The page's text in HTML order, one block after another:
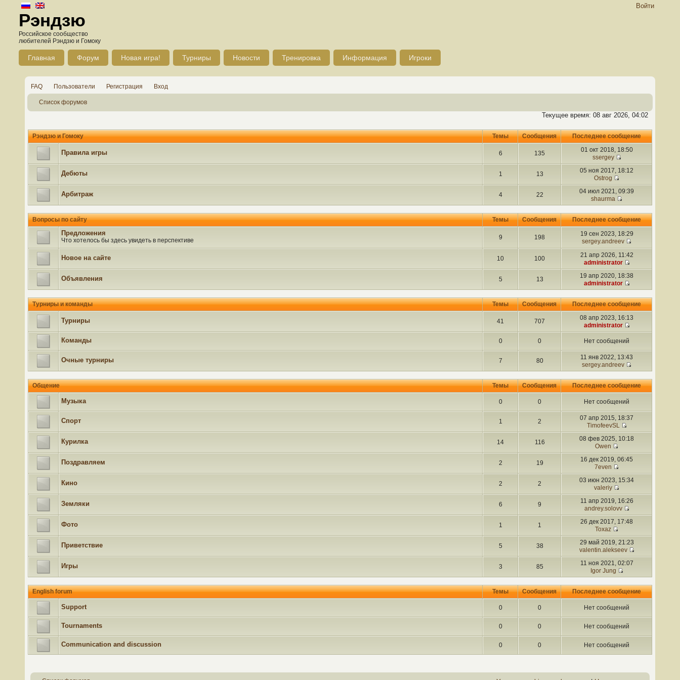
Войти
Рэндзю
Российское сообщество
любителей Рэндзю и Гомоку
Главная Форум Новая игра! Турниры Новости Тренировка Информация Игроки
FAQ Пользователи Регистрация Вход
Список форумов
Текущее время: 08 авг 2026, 04:02
Рэндзю и Гомоку Темы Сообщения Последнее сообщение
Правила игры 6 135
01 окт 2018, 18:50
ssergey
Дебюты 1 13
05 ноя 2017, 18:12
Ostrog
Арбитраж 4 22
04 июл 2021, 09:39
shaurma
Вопросы по сайту Темы Сообщения Последнее сообщение
Предложения
Что хотелось бы здесь увидеть в перспективе 9 198
19 сен 2023, 18:29
sergey.andreev
Новое на сайте 10 100
21 апр 2026, 11:42
administrator
Объявления 5 13
19 апр 2020, 18:38
administrator
Турниры и команды Темы Сообщения Последнее сообщение
Турниры 41 707
08 апр 2023, 16:13
administrator
Команды 0 0 Нет сообщений
Очные турниры 7 80
11 янв 2022, 13:43
sergey.andreev
Общение Темы Сообщения Последнее сообщение
Музыка 0 0 Нет сообщений
Спорт 1 2
07 апр 2015, 18:37
TimofeevSL
Курилка 14 116
08 фев 2025, 10:18
Owen
Поздравляем 2 19
16 дек 2019, 06:45
7even
Кино 2 2
03 июн 2023, 15:34
valeriy
Земляки 6 9
11 апр 2019, 16:26
andrey.solovv
Фото 1 1
26 дек 2017, 17:48
Toxaz
Приветствие 5 38
29 май 2019, 21:23
valentin.alekseev
Игры 3 85
11 ноя 2021, 02:07
Igor Jung
English forum Темы Сообщения Последнее сообщение
Support 0 0 Нет сообщений
Tournaments 0 0 Нет сообщений
Communication and discussion 0 0 Нет сообщений